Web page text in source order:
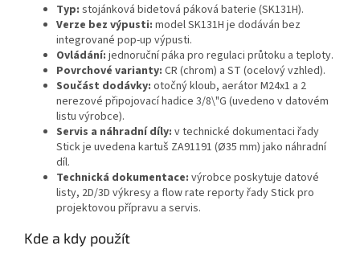
Typ: stojánková bidetová páková baterie (SK131H).
Verze bez výpusti: model SK131H je dodáván bez
integrované pop‑up výpusti.
Ovládání: jednoruční páka pro regulaci průtoku a teploty.
Povrchové varianty: CR (chrom) a ST (ocelový vzhled).
Součást dodávky: otočný kloub, aerátor M24x1 a 2
nerezové připojovací hadice 3/8\"G (uvedeno v datovém
listu výrobce).
Servis a náhradní díly: v technické dokumentaci řady
Stick je uvedena kartuš ZA91191 (Ø35 mm) jako náhradní
díl.
Technická dokumentace: výrobce poskytuje datové
listy, 2D/3D výkresy a flow rate reporty řady Stick pro
projektovou přípravu a servis.
Kde a kdy použít